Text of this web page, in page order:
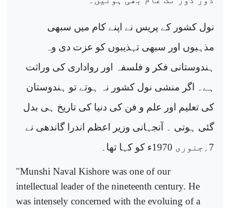
نول کشور کے پریس نے اپنے کام میں سبھی
مذہبوں اور سبھی تہذیبوں کو عزت دی وہ
ہندوستانی فکر و فلسفہ اور رواداری کی وراثت
ہے۔ اگر منشی نول کشور نہ ہوتے تو ہندوستان
کی تعلیم اور علم و فن کی دنیا کی تاریخ ہی بدل
گئی ہوتی ۔ آنجہانی وزیر اعظم اندرا گاندھی نے
7؍جنوری 1970ء کو کہا تھا۔
"Munshi Naval Kishore was one of our
intellectual leader of the nineteenth century. He
was intensely concerned with the evoluing of a